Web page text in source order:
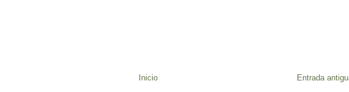
Entrada
Inicio